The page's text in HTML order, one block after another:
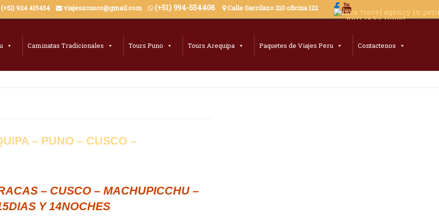
924 415454 viajesxcusco@gmail.com (+51) 994-554408 Calle Garcilazo 210 oficina 122
Caminatas Tradicionales Tours Puno Tours Arequipa Paquetes de Viajes Peru Contactenos
– PUNO – CUSCO –
– CUSCO – MACHUPICCHU –
Y 14NOCHES